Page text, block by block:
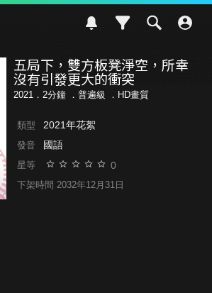
五局下，雙方板凳淨空，所幸
沒有引發更大的衝突
2021．2分鐘 ． 普遍級 ．HD畫質
類型 2021年花絮
發音 國語
星等 0
下架時間 2032年12月31日